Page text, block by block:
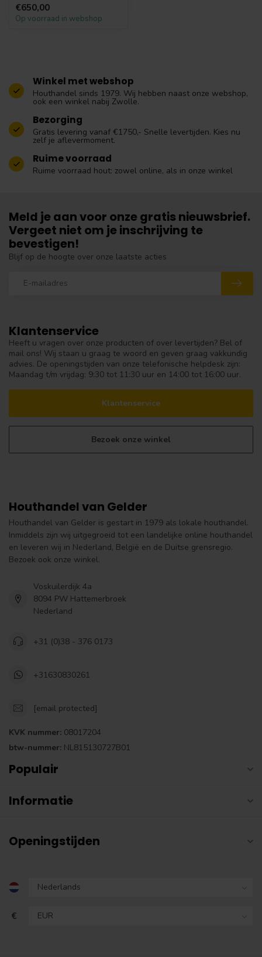
afgehang...
€650,00
Op voorraad in webshop
Winkel met webshop
Houthandel sinds 1979. Wij hebben naast onze webshop,
ook een winkel nabij Zwolle.
Bezorging
Gratis levering vanaf €1750,- Snelle levertijden. Kies nu
zelf je aflevermoment.
Ruime voorraad
Ruime voorraad hout: zowel online, als in onze winkel
Klantenservice
Heeft u vragen over onze producten of over levertijden? Bel of
mail ons! Wij staan u graag te woord en geven graag vakkundig
advies. De openingstijden van onze telefonische helpdesk zijn:
Maandag t/m vrijdag: 9:30 tot 11:30 uur en 14:00 tot 16:00 uur.
Klantenservice
Bezoek onze winkel
Meld je aan voor onze gratis nieuwsbrief.
Vergeet niet om je inschrijving te
bevestigen!
Blijf op de hoogte over onze laatste acties
Houthandel van Gelder
Houthandel van Gelder is gestart in 1979 als lokale houthandel.
Inmiddels zijn wij uitgegroeid tot een landelijke online houthandel
en leveren wij in Nederland, België en de Duitse grensregio.
Bezoek ook onze winkel.
Voskuilerdijk 4a
8094 PW Hattemerbroek
Nederland
+31 (0)38 - 376 0173
+31630830261
[email protected]
KVK nummer: 08017204
btw-nummer: NL815130727B01
Populair
Informatie
Openingstijden
€